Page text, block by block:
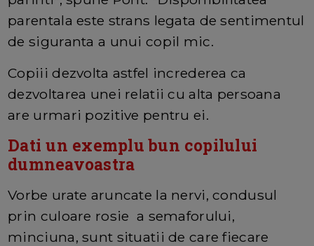
parentala este strans legata de sentimentul
de siguranta a unui copil mic.
Copiii dezvolta astfel increderea ca
dezvoltarea unei relatii cu alta persoana
are urmari pozitive pentru ei.
Dati un exemplu bun copilului
dumneavoastra
Vorbe urate aruncate la nervi, condusul
prin culoare rosie a semaforului,
minciuna, sunt situatii de care fiecare